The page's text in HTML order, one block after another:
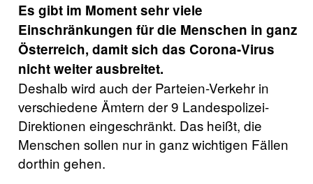
Es gibt im Moment sehr viele
Einschränkungen für die Menschen in ganz
Österreich, damit sich das Corona-Virus
nicht weiter ausbreitet.
Deshalb wird auch der Parteien-Verkehr in
verschiedene Ämtern der 9 Landespolizei-
Direktionen eingeschränkt. Das heißt, die
Menschen sollen nur in ganz wichtigen Fällen
dorthin gehen.